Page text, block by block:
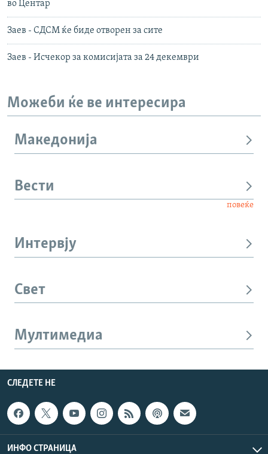
во Центар
Заев - СДСМ ќе биде отворен за сите
Заев - Исчекор за комисијата за 24 декември
Можеби ќе ве интересира
Македонија
Вести
повеќе
Интервју
Свет
Мултимедиа
СЛЕДЕТЕ НЕ
ИНФО СТРАНИЦА